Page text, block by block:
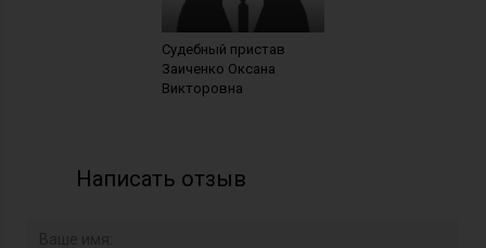
Судебный пристав
Заиченко Оксана
Викторовна
Написать отзыв